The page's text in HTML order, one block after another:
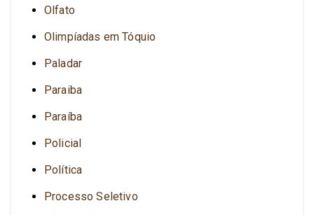
Olfato
Olimpíadas em Tóquio
Paladar
Paraiba
Paraíba
Policial
Política
Processo Seletivo